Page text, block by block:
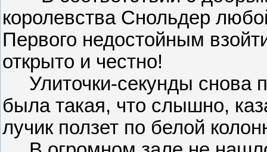
королевства Снольдер
Первого недостойным
открыто и честно!
Улиточки-секунды снова
была такая, что слышно,
лучик ползет по белой